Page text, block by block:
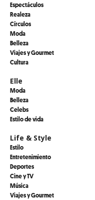
Espectáculos
Realeza
Círculos
Moda
Belleza
Viajes y Gourmet
Cultura
Elle
Moda
Belleza
Celebs
Estilo de vida
Life & Style
Estilo
Entretenimiento
Deportes
Cine y TV
Música
Viajes y Gourmet